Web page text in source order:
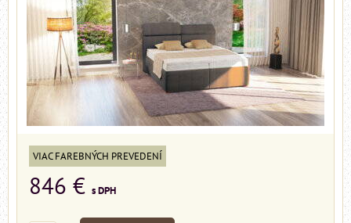
VIAC FAREBNÝCH PREVEDENÍ
846 € s DPH